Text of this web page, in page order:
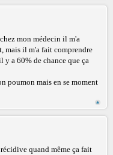
mon médecin il m'a
mais il m'a fait comprendre
y a 60% de chance que ça
poumon mais en se moment
quand même ça fait